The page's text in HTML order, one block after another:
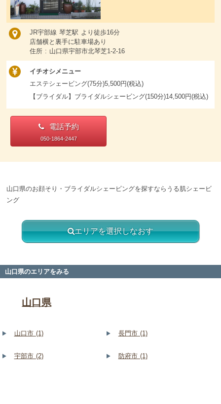
JR宇部線 琴芝駅 より徒歩16分
店舗横と裏手に駐車場あり
住所 : 山口県宇部市北琴芝1-2-16
イチオシメニュー
エステシェービング(75分)5,500円(税込)
【ブライダル】ブライダルシェービング(150分)14,500円(税込)
電話予約
050-1864-2447
山口県のお顔そり・ブライダルシェービングを探すならうる肌シェービ
ング
エリアを選択しなおす
山口県のエリアをみる
山口県
山口市 (1) 長門市 (1)
宇部市 (2) 防府市 (1)